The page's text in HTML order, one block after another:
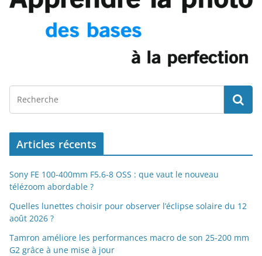
Articles récents
Sony FE 100-400mm F5.6-8 OSS : que vaut le nouveau
télézoom abordable ?
Quelles lunettes choisir pour observer l’éclipse solaire du 12
août 2026 ?
Tamron améliore les performances macro de son 25-200 mm
G2 grâce à une mise à jour